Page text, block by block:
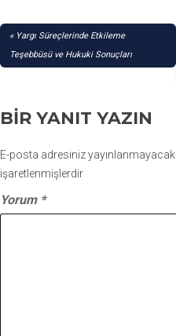
YAZI
GEZINMESI
Yargı Süreçlerinde Etkileme
Teşebbüsü ve Hukuki Sonuçları
BIR YANIT YAZIN
E-posta adresiniz yayınlanmayacak.
işaretlenmişlerdir
Yorum *